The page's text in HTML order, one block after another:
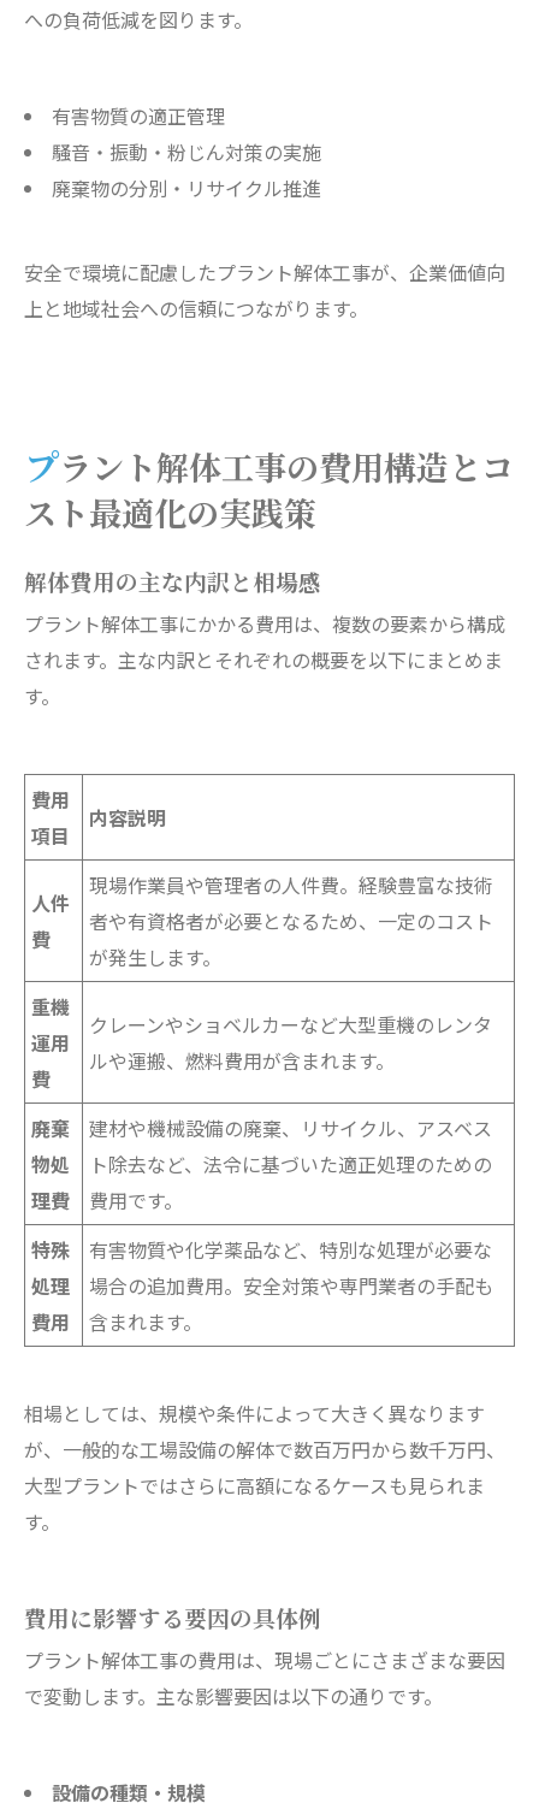
への負荷低減を図ります。
有害物質の適正管理
騒音・振動・粉じん対策の実施
廃棄物の分別・リサイクル推進
安全で環境に配慮したプラント解体工事が、企業価値向
上と地域社会への信頼につながります。
プラント解体工事の費用構造とコ
スト最適化の実践策
解体費用の主な内訳と相場感
プラント解体工事にかかる費用は、複数の要素から構成
されます。主な内訳とそれぞれの概要を以下にまとめま
す。
費用
項目
内容説明
人件
費
現場作業員や管理者の人件費。経験豊富な技術
者や有資格者が必要となるため、一定のコスト
が発生します。
重機
運用
費
クレーンやショベルカーなど大型重機のレンタ
ルや運搬、燃料費用が含まれます。
廃棄
物処
理費
建材や機械設備の廃棄、リサイクル、アスベス
ト除去など、法令に基づいた適正処理のための
費用です。
特殊
処理
費用
有害物質や化学薬品など、特別な処理が必要な
場合の追加費用。安全対策や専門業者の手配も
含まれます。
相場としては、規模や条件によって大きく異なります
が、一般的な工場設備の解体で数百万円から数千万円、
大型プラントではさらに高額になるケースも見られま
す。
費用に影響する要因の具体例
プラント解体工事の費用は、現場ごとにさまざまな要因
で変動します。主な影響要因は以下の通りです。
設備の種類・規模